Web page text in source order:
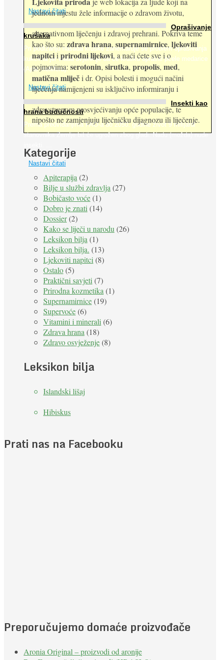
Nastavi čitati
Oprašivanje
krušaka
Pri podizanju nasada kruške zanemaruje se problem oprašivanja
kukcima jer vlada uvjerenje da će krušku oprašiti pčele medarice
(Apis mellifera). ...
Nastavi čitati
Insekti kao
hrana budućnosti
Prema predviđanjima FAO-a do 2050. godine život 9 milijardi
stanovnika Zemlje bit će ugrožen zbog gladi. Nadu (možda) nude
Nastavi čitati
jednom mjestu žele informacije o zdravom životu,
alternativnom liječenju i zdravoj prehrani. Pokriva teme
kao što su: zdrava hrana, supernamirnice, ljekoviti
napitciiprirodni lijekovi, a naći ćete sve i o
pojmovima: serotonin, sirutka, propolis, med,
matična mliječi dr. Opisi bolesti i mogući načini
liječenja namijenjeni su isključivo informiranju i
zdravstvenom prosvjećivanju opće populacije, te
nipošto ne zamjenjuju liječničku dijagnozu ili liječenje.
Kategorije
Apiterapija (2)
Bilje u službi zdravlja (27)
Bobičasto voće(1)
Dobro je znati (14)
Dossier(2)
Kako se liječi u narodu (26)
Leksikon bilja (1)
Leksikon bilja. (13)
Ljekoviti napitci (8)
Ostalo(5)
Praktični savjeti (7)
Prirodna kozmetika (1)
Supernamirnice(19)
Supervoće(6)
Vitamini i minerali (6)
Zdrava hrana (18)
Zdravo osvježenje(8)
Leksikon bilja
Islandski lišaj
Hibiskus
Prati nas na Facebooku
Preporučujemo domaće proizvođače
Aronia Original – proizvodi od aronije